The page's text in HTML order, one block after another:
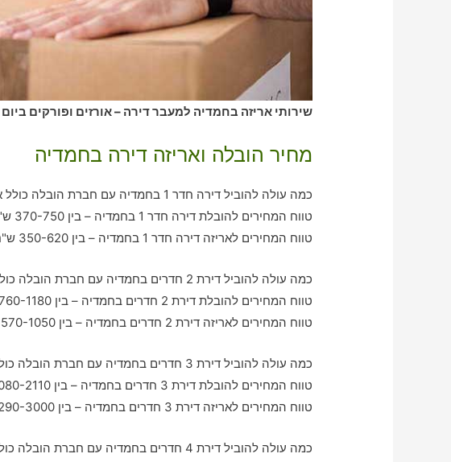
שירותי אריזה בחמדיה למעבר דירה – אורזים ופורקים
מחיר הובלה ואריזה דירה בחמדיה
כמה עולה להוביל דירה חדר 1 בחמדיה עם חברת הובלה כולל אריזה?
טווח המחירים להובלת דירה חדר 1 בחמדיה – בין 370-750 ש"ח
טווח המחירים לאריזה דירה חדר 1 בחמדיה – בין 350-620 ש"ח
כמה עולה להוביל דירת 2 חדרים בחמדיה עם חברת הובלה כולל אריזה?
טווח המחירים להובלת דירת 2 חדרים בחמדיה – בין 760-1180 ש"ח
טווח המחירים לאריזה דירת 2 חדרים בחמדיה – בין 570-1050 ש"ח
כמה עולה להוביל דירת 3 חדרים בחמדיה עם חברת הובלה כולל אריזה?
טווח המחירים להובלת דירת 3 חדרים בחמדיה – בין 1080-2110 ש"ח
טווח המחירים לאריזה דירת 3 חדרים בחמדיה – בין 1290-3000 ש"ח
כמה עולה להוביל דירת 4 חדרים בחמדיה עם חברת הובלה כולל אריזה?